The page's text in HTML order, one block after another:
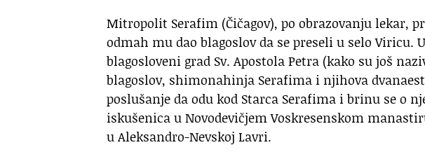
Mitropolit Serafim (Čičagov), po obrazovanju lekar,
odmah mu dao blagoslov da se preseli u selo Viricu.
blagosloveni grad Sv. Apostola Petra (kako su još
blagoslov, shimonahinja Serafima i njihova
poslušanje da odu kod Starca Serafima i brinu se o
iskušenica u Novodevičjem Voskresenskom
u Aleksandro-Nevskoj Lavri.